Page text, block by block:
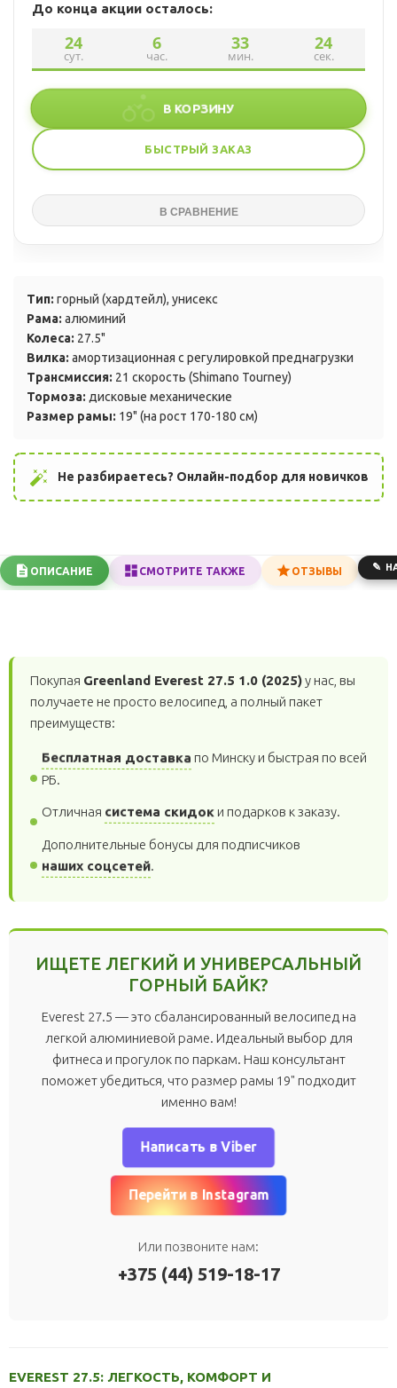
До конца акции осталось:
24
сут.
6
час.
33
мин.
23
сек.
В КОРЗИНУ
БЫСТРЫЙ ЗАКАЗ
Тип: горный (хардтейл), унисекс
Рама: алюминий
Колеса: 27.5"
Вилка: амортизационная с регулировкой преднагрузки
Трансмиссия: 21 скорость (Shimano Tourney)
Тормоза: дисковые механические
Размер рамы: 19" (на рост 170-180 см)
auto_fix_high Не разбираетесь? Онлайн-подбор для новичков
ОПИСАНИЕ СМОТРИТЕ ТАКЖЕ ОТЗЫВЫ
Покупая Greenland Everest 27.5 1.0 (2025)у нас, вы
получаете не просто велосипед, а полный пакет
преимуществ:
Бесплатная доставка по Минску и быстрая по всей
РБ.
Отличная система скидок и подарков к заказу.
Дополнительные бонусы для подписчиков
наших соцсетей.
ИЩЕТЕ ЛЕГКИЙ И УНИВЕРСАЛЬНЫЙ
ГОРНЫЙ БАЙК?
Everest 27.5 — это сбалансированный велосипед на
легкой алюминиевой раме. Идеальный выбор для
фитнеса и прогулок по паркам. Наш консультант
поможет убедиться, что размер рамы 19" подходит
именно вам!
Написать в Viber
Перейти в Instagram
Или позвоните нам:
+375 (44) 519-18-17
EVEREST 27.5: ЛЕГКОСТЬ, КОМФОРТ И